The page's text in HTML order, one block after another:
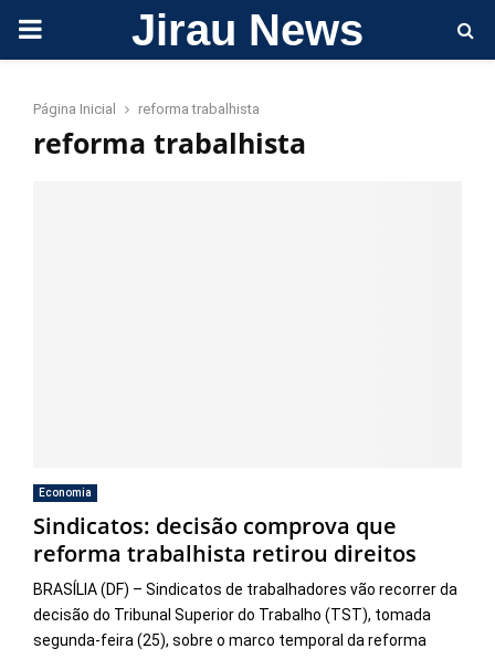
PRIMARY Jirau News
Página Inicial reforma trabalhista
reforma trabalhista
Economia
Sindicatos: decisão comprova que
reforma trabalhista retirou direitos
BRASÍLIA (DF) – Sindicatos de trabalhadores vão recorrer da
decisão do Tribunal Superior do Trabalho (TST), tomada
segunda-feira (25), sobre o marco temporal da reforma